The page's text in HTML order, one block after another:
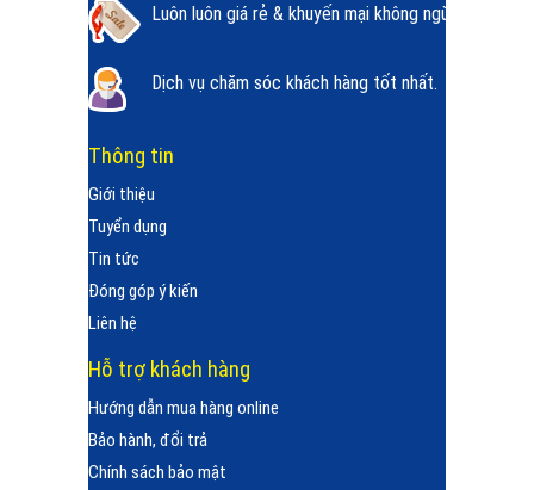
Luôn luôn giá rẻ & khuyến mại không ngừng.
Dịch vụ chăm sóc khách hàng tốt nhất.
Thông tin
Giới thiệu
Tuyển dụng
Tin tức
Đóng góp ý kiến
Liên hệ
Hỗ trợ khách hàng
Hướng dẫn mua hàng online
Bảo hành, đổi trả
Chính sách bảo mật